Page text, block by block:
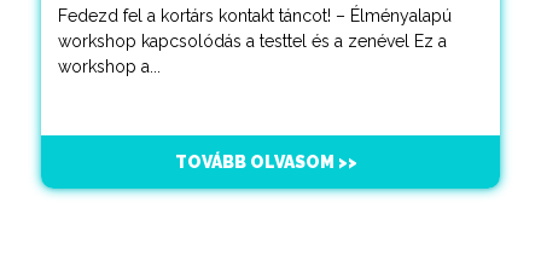
Fedezd fel a kortárs kontakt táncot! – Élményalapú
workshop kapcsolódás a testtel és a zenével Ez a
workshop a...
TOVÁBB OLVASOM >>